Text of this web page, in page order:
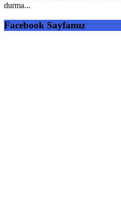
durma...
Facebook Sayfamız